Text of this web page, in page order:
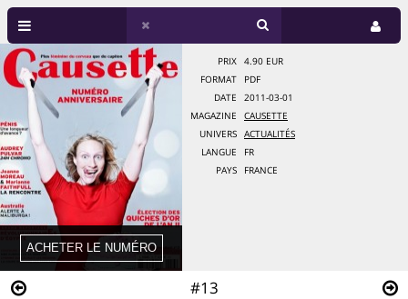
#13
PRIX
4.90 EUR
FORMAT
PDF
DATE
2011-03-01
MAGAZINE
CAUSETTE
UNIVERS
ACTUALITÉS
LANGUE
FR
PAYS
FRANCE